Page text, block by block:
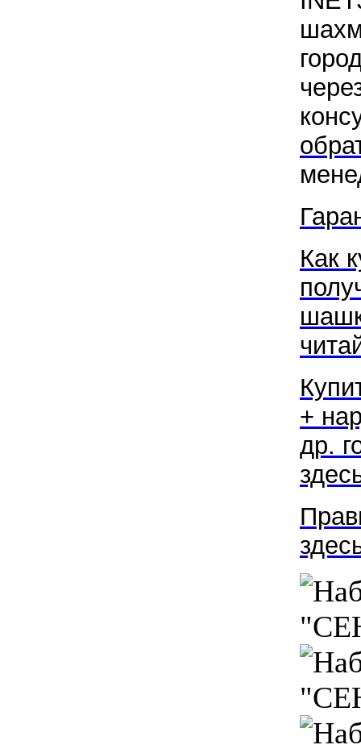
Как
+
др.